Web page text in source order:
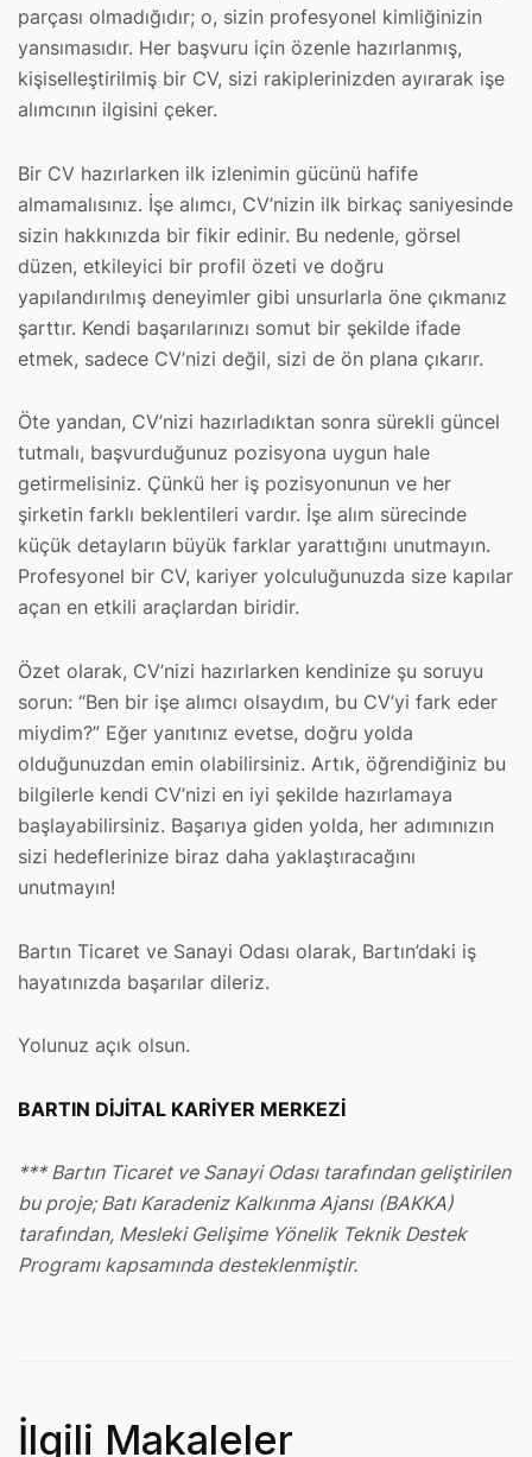
parçası olmadığıdır; o, sizin profesyonel kimliğinizin
yansımasıdır. Her başvuru için özenle hazırlanmış,
kişiselleştirilmiş bir CV, sizi rakiplerinizden ayırarak işe
alımcının ilgisini çeker.
Bir CV hazırlarken ilk izlenimin gücünü hafife
almamalısınız. İşe alımcı, CV’nizin ilk birkaç saniyesinde
sizin hakkınızda bir fikir edinir. Bu nedenle, görsel
düzen, etkileyici bir profil özeti ve doğru
yapılandırılmış deneyimler gibi unsurlarla öne çıkmanız
şarttır. Kendi başarılarınızı somut bir şekilde ifade
etmek, sadece CV’nizi değil, sizi de ön plana çıkarır.
Öte yandan, CV’nizi hazırladıktan sonra sürekli güncel
tutmalı, başvurduğunuz pozisyona uygun hale
getirmelisiniz. Çünkü her iş pozisyonunun ve her
şirketin farklı beklentileri vardır. İşe alım sürecinde
küçük detayların büyük farklar yarattığını unutmayın.
Profesyonel bir CV, kariyer yolculuğunuzda size kapılar
açan en etkili araçlardan biridir.
Özet olarak, CV’nizi hazırlarken kendinize şu soruyu
sorun: “Ben bir işe alımcı olsaydım, bu CV’yi fark eder
miydim?” Eğer yanıtınız evetse, doğru yolda
olduğunuzdan emin olabilirsiniz. Artık, öğrendiğiniz bu
bilgilerle kendi CV’nizi en iyi şekilde hazırlamaya
başlayabilirsiniz. Başarıya giden yolda, her adımınızın
sizi hedeflerinize biraz daha yaklaştıracağını
unutmayın!
Bartın Ticaret ve Sanayi Odası olarak, Bartın’daki iş
hayatınızda başarılar dileriz.
Yolunuz açık olsun.
BARTIN DİJİTAL KARİYER MERKEZİ
***Bartın Ticaret ve Sanayi Odası tarafından geliştirilen
bu proje; Batı Karadeniz Kalkınma Ajansı (BAKKA)
tarafından, Mesleki Gelişime Yönelik Teknik Destek
Programı kapsamında desteklenmiştir.
İlgili Makaleler